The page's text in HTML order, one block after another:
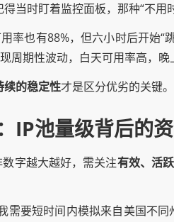
当时盯着监控面板，那种“不
率也有88%，但六小时后开始
周期性波动，白天可用率高，
续的稳定性才是区分优劣的关键
IP池量级背后的
数字越大越好，需关注有效、活跃
需要短时间内模拟来自美国不